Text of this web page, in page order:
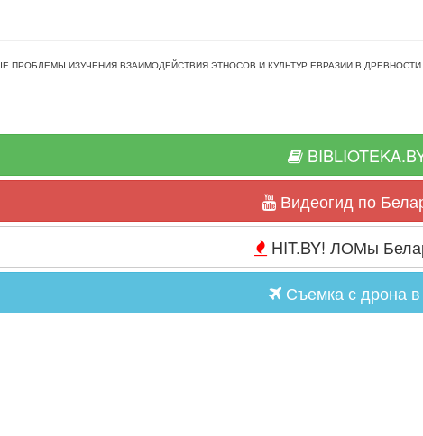
ПРОБЛЕМЫ ИЗУЧЕНИЯ ВЗАИМОДЕЙСТВИЯ ЭТНОСОВ И КУЛЬТУР ЕВРАЗИИ В
Видеогид по
HIT.BY! ЛОМы
Съемка с дрона